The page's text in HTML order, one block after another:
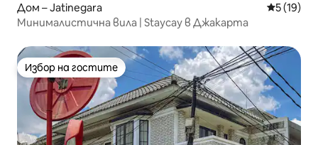
Дом – Jatinegara Средна
5 (19)
Минималистична вила | Staycay в Джакарта
Избор на гостите
Избор на гостите